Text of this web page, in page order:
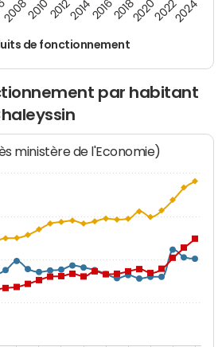
de fonctionnement
200820102012201420162018202020222024
par habitant
ministère de l'Economie)